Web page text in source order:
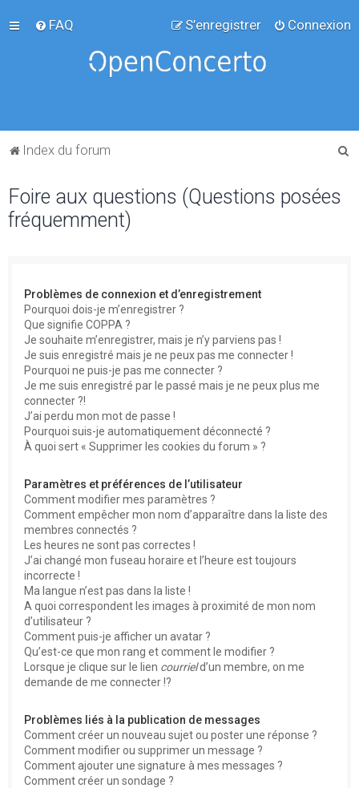
FAQ Connexion
S’enregistrer
Index du forum
Foire aux questions (Questions posées
fréquemment)
Problèmes de connexion et d’enregistrement
Pourquoi dois-je m’enregistrer ?
Que signifie COPPA ?
Je souhaite m’enregistrer, mais je n’y parviens pas !
Je suis enregistré mais je ne peux pas me connecter !
Pourquoi ne puis-je pas me connecter ?
Je me suis enregistré par le passé mais je ne peux plus me
connecter ?!
J’ai perdu mon mot de passe !
Pourquoi suis-je automatiquement déconnecté ?
À quoi sert « Supprimer les cookies du forum » ?
Paramètres et préférences de l’utilisateur
Comment modifier mes paramètres ?
Comment empêcher mon nom d’apparaître dans la liste des
membres connectés ?
Les heures ne sont pas correctes !
J’ai changé mon fuseau horaire et l’heure est toujours
incorrecte !
Ma langue n’est pas dans la liste !
A quoi correspondent les images à proximité de mon nom
d’utilisateur ?
Comment puis-je afficher un avatar ?
Qu’est-ce que mon rang et comment le modifier ?
Lorsque je clique sur le lien courrield’un membre, on me
demande de me connecter !?
Problèmes liés à la publication de messages
Comment créer un nouveau sujet ou poster une réponse ?
Comment modifier ou supprimer un message ?
Comment ajouter une signature à mes messages ?
Comment créer un sondage ?